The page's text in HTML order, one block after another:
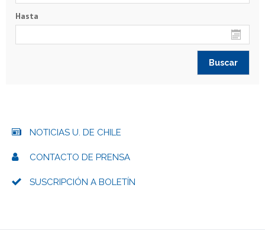
Hasta
NOTICIAS U. DE CHILE
CONTACTO DE PRENSA
SUSCRIPCIÓN A BOLETÍN